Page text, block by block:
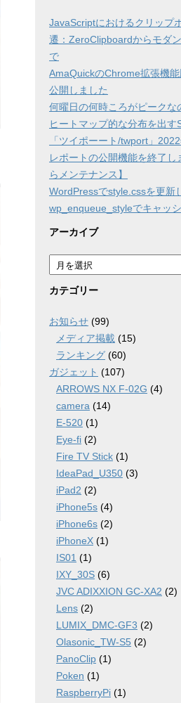
JavaScriptにおけるクリップ
遷：ZeroClipboardからモダ
で
AmaQuickのChrome拡張機
公開しました
何曜日の何時ころがピークな
ヒートマップ的な分布を出す
「ツイポーート/twport」
レポートの公開機能を終了
らメンテナンス】
WordPressでstyle.cssを更新
wp_enqueue_styleでキャッ
アーカイブ
ア
ー
カ
ブ
カテゴリー
お知らせ (99)
メディア掲載 (15)
ランキング (60)
ガジェット (107)
ARROWS NX F-02G (4)
camera (14)
E-520 (1)
Eye-fi (2)
Fire TV Stick (1)
IdeaPad_U350 (3)
iPad2 (2)
iPhone5s (4)
iPhone6s (2)
iPhoneX (1)
IS01 (1)
IXY_30S (6)
JVC ADIXXION GC-XA2 (2)
Lens (2)
LUMIX_DMC-GF3 (2)
Olasonic_TW-S5 (2)
PanoClip (1)
Poken (1)
RaspberryPi (1)